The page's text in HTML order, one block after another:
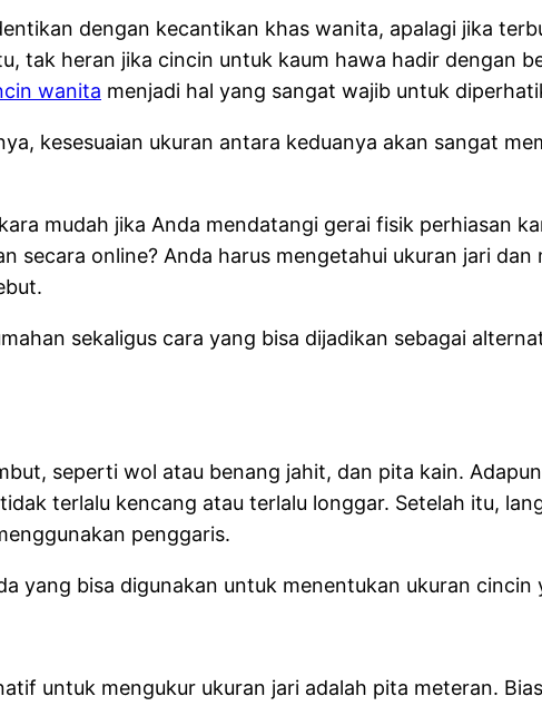
dengan kecantikan khas wanita, apalagi jika
tak heran jika cincin untuk kaum hawa hadir dengan
wanita menjadi hal yang sangat wajib untuk
kesesuaian ukuran antara keduanya akan sangat
mudah jika Anda mendatangi gerai fisik perhiasan
secara online? Anda harus mengetahui ukuran jari dan
sekaligus cara yang bisa dijadikan sebagai
seperti wol atau benang jahit, dan pita kain.
terlalu kencang atau terlalu longgar. Setelah itu,
penggaris.
yang bisa digunakan untuk menentukan ukuran cincin
untuk mengukur ukuran jari adalah pita meteran.